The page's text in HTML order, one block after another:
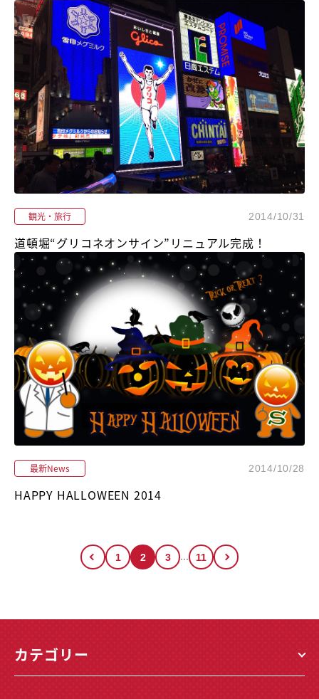
観光・旅行 2014/10/31
道頓堀“グリコネオンサイン”リニュアル完成！
最新News 2014/10/28
HAPPY HALLOWEEN 2014
1 2 3 11
カテゴリー